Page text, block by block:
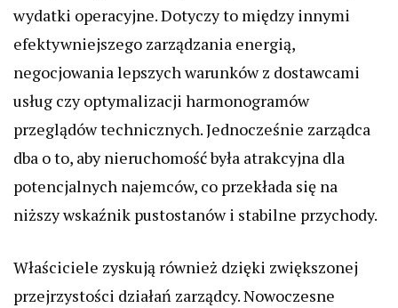
wydatki operacyjne. Dotyczy to między innymi
efektywniejszego zarządzania energią,
negocjowania lepszych warunków z dostawcami
usług czy optymalizacji harmonogramów
przeglądów technicznych. Jednocześnie zarządca
dba o to, aby nieruchomość była atrakcyjna dla
potencjalnych najemców, co przekłada się na
niższy wskaźnik pustostanów i stabilne przychody.
Właściciele zyskują również dzięki zwiększonej
przejrzystości działań zarządcy. Nowoczesne